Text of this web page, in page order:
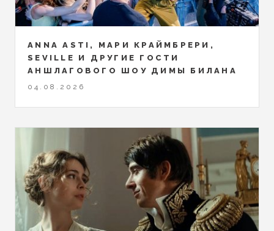
ANNA ASTI, МАРИ КРАЙМБРЕРИ,
SEVILLE И ДРУГИЕ ГОСТИ
АНШЛАГОВОГО ШОУ ДИМЫ БИЛАНА
04.08.2026